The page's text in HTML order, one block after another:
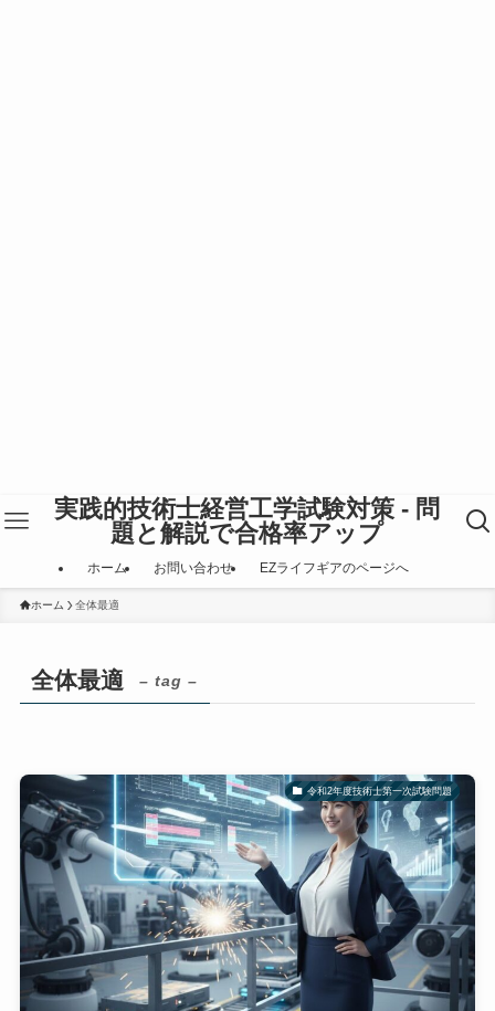
実践的技術士経営工学試験対策 - 問
題と解説で合格率アップ
ホーム お問い合わせ EZライフギアのページへ
ホーム 全体最適
全体最適 – tag –
令和2年度技術士第一次試験問題